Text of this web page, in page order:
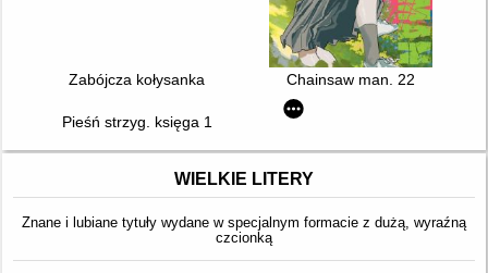
Zabójcza kołysanka Chainsaw man. 22
Pieśń strzyg. księga 1
WIELKIE LITERY
Znane i lubiane tytuły wydane w specjalnym formacie z dużą, wyraźną
czcionką